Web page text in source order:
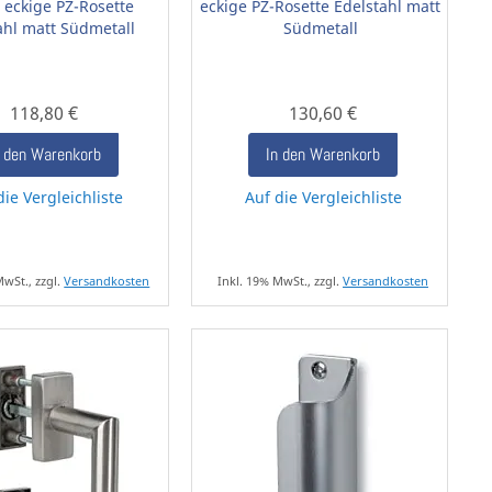
PZ-Rosette
matt Südmetall
118,80 €
Warenkorb
Vergleichliste
zzgl.Versandkosten
eckige PZ-Rosette Edelstahl matt
Südmetall
130,60 €
In den Warenkorb
Auf die Vergleichliste
Inkl. 19% MwSt., zzgl.Versandkosten